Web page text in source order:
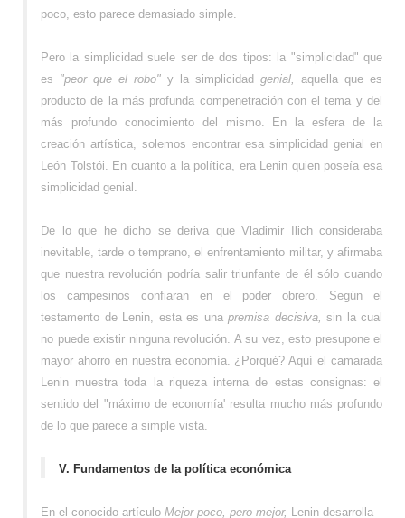
poco, esto parece demasiado simple.
Pero la simplicidad suele ser de dos tipos: la "simplicidad" que
es "peor que el robo" y la simplicidad genial, aquella que es
producto de la más profunda compenetración con el tema y del
más profundo conocimiento del mismo. En la esfera de la
creación artística, solemos encontrar esa simplicidad genial en
León Tolstói. En cuanto a la política, era Lenin quien poseía esa
simplicidad genial.
De lo que he dicho se deriva que Vladimir Ilich consideraba
inevitable, tarde o temprano, el enfrentamiento militar, y afirmaba
que nuestra revolución podría salir triunfante de él sólo cuando
los campesinos confiaran en el poder obrero. Según el
testamento de Lenin, esta es una premisa decisiva, sin la cual
no puede existir ninguna revolución. A su vez, esto presupone el
mayor ahorro en nuestra economía. ¿Porqué? Aquí el camarada
Lenin muestra toda la riqueza interna de estas consignas: el
sentido del "máximo de economía' resulta mucho más profundo
de lo que parece a simple vista.
V. Fundamentos de la política económica
En el conocido artículo Mejor poco, pero mejor, Lenin desarrolla